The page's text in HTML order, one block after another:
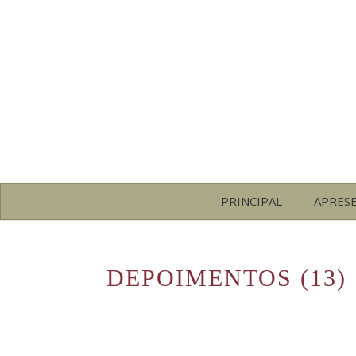
PRINCIPAL
DEPOIMENTOS (13)